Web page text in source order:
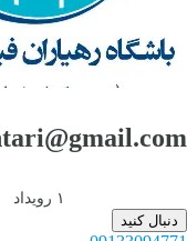
۱ رویداد
دنبال کنید